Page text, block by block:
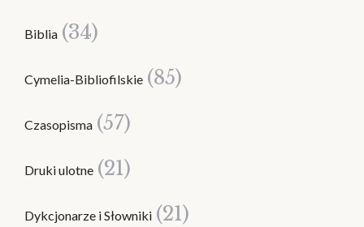
Biblia (34)
Cymelia-Bibliofilskie (85)
Czasopisma (57)
Druki ulotne (21)
Dykcjonarze i Słowniki (21)